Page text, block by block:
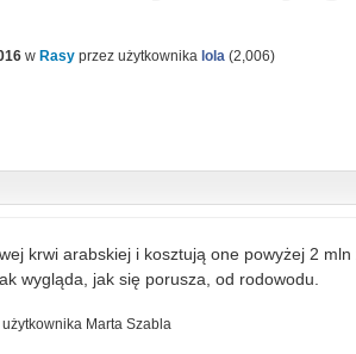
w Rasy przez użytkownika lola (2,006)
krwi arabskiej i kosztują one powyżej 2 mln
wygląda, jak się porusza, od rodowodu.
Marta Szabla